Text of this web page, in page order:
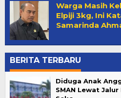
Warga Masih
Elpiji 3kg, Ini
Samarinda
BERITA TERBARU
Diduga Anak
SMAN Lewat